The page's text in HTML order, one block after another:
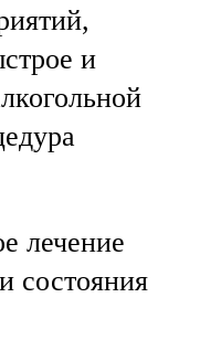
и
лечение
состояния